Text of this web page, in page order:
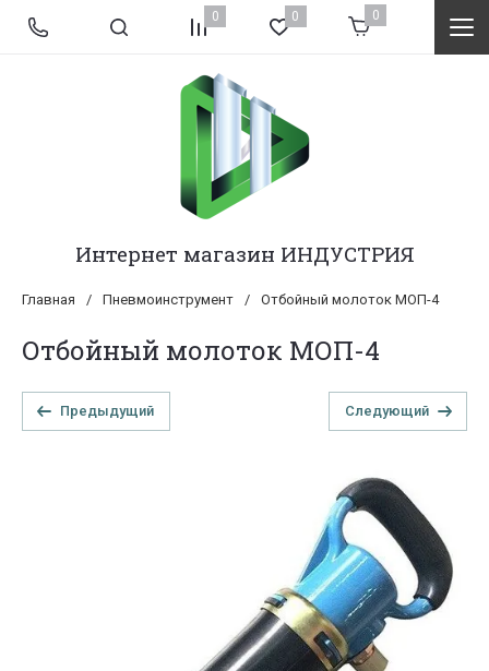
0 0 0
Интернет магазин ИНДУСТРИЯ
Главная / Пневмоинструмент / Отбойный молоток МОП-4
Отбойный молоток МОП-4
Предыдущий Следующий